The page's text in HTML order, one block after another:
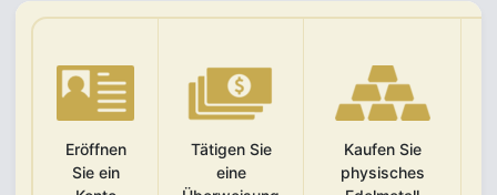
Eröffnen
Sie ein
Tätigen Sie
eine
Kaufen Sie
physisches